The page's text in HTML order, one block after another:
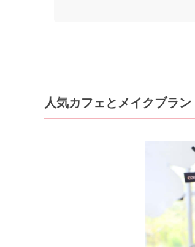
人気カフェとメイクブラン